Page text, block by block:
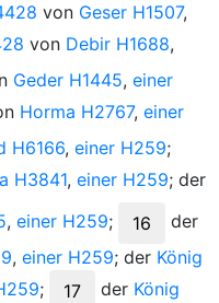
von Geser H1507,
von Debir H1688,
Geder H1445, einer
Horma H2767, einer
H6166, einer H259;
H3841, einer H259; der
, einer H259; 16
der
, einer H259; der König
; 17 der König